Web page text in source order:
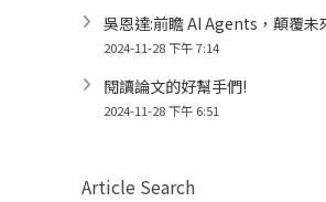
吳恩達:前瞻 AI Agents，顛覆未
2024-11-28 下午 7:14
閱讀論文的好幫手們!
2024-11-28 下午 6:51
Article Search